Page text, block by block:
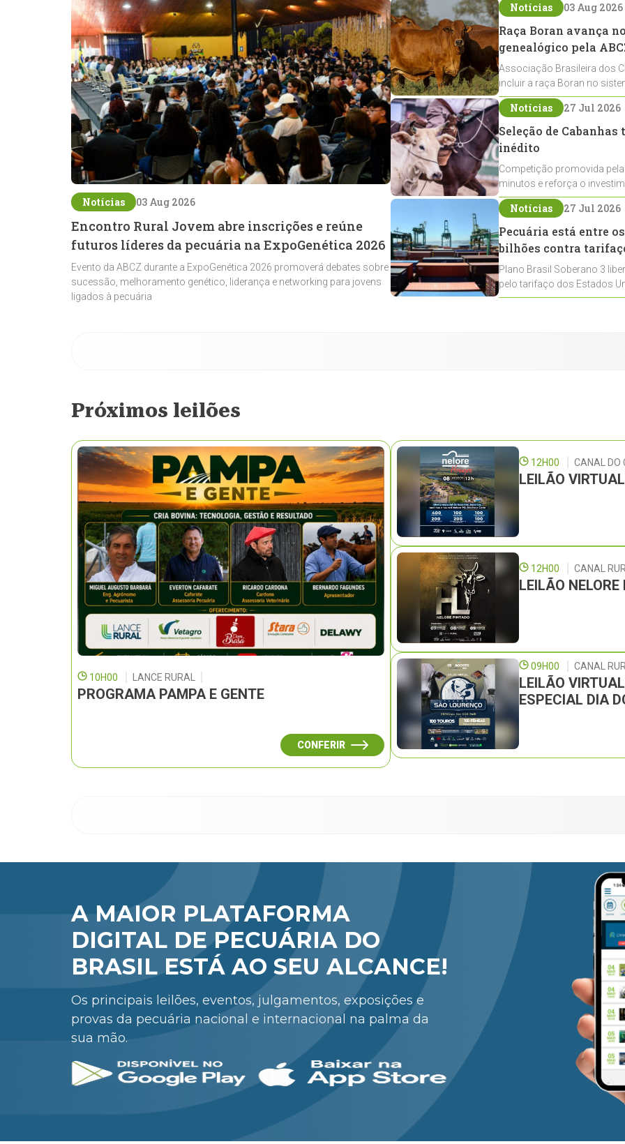
Notícias 03 Aug 2026
Encontro Rural Jovem abre inscrições e reúne
futuros líderes da pecuária na ExpoGenética 2026
Evento da ABCZ durante a ExpoGenética 2026 promoverá debates sobre
sucessão, melhoramento genético, liderança e networking para jovens
ligados à pecuária
Notícias 03 Aug 2026
Raça Boran avança
genealógico pela
Associação Brasileira dos
incluir a raça Boran no
expansão na pecuária
Notícias 27 Jul 2026
Seleção de
inédito
Competição promovida
minutos e reforça o
Crioulos voltados ao laço
Notícias 27 Jul 2026
Pecuária está entre
bilhões contra
Plano Brasil Soberano 3
pelo tarifaço dos Estados
contemplados
Próximos leilões
10H00 LANCE RURAL
PROGRAMA PAMPA E GENTE
CONFERIR
12H00 CANAL DO
LEILÃO
12H00 CANAL
LEILÃO
09H00 CANAL
LEILÃO
ESPECIAL DIA
A MAIOR PLATAFORMA
DIGITAL DE PECUÁRIA DO
BRASIL ESTÁ AO SEU ALCANCE!
Os principais leilões, eventos, julgamentos, exposições e
provas da pecuária nacional e internacional na palma da
sua mão.